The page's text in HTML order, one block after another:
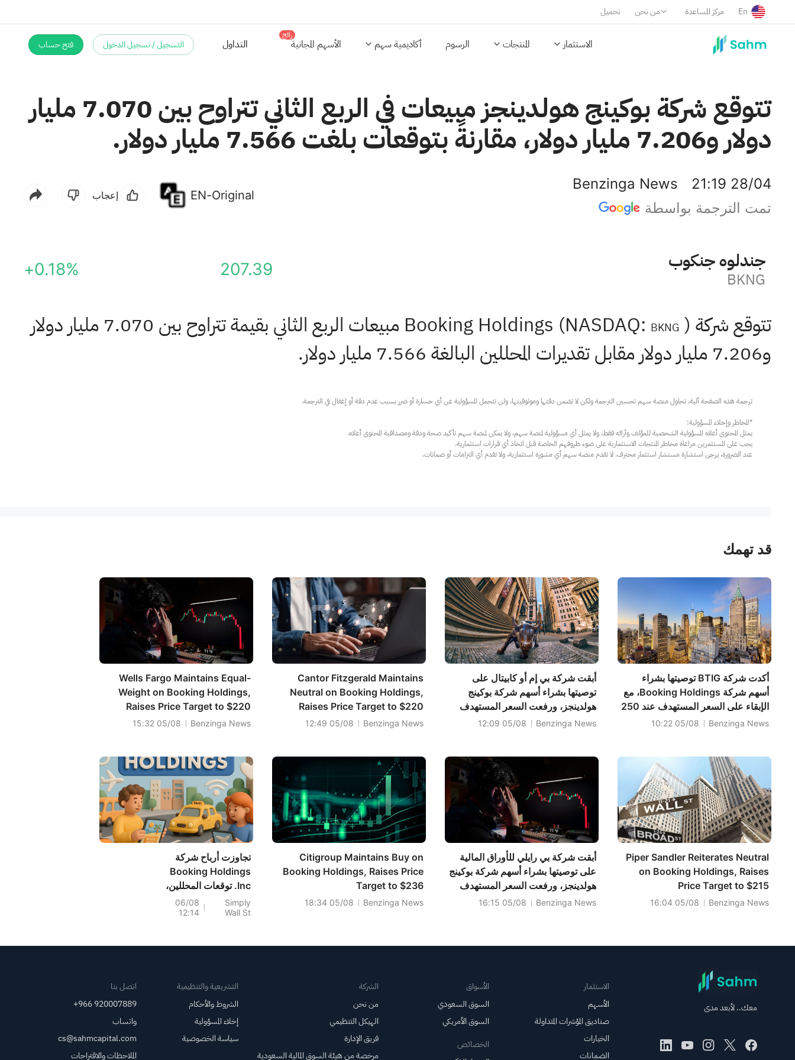
تحميل من نحن مركز المساعدة En
الاستثمار المنتجات الرسوم أكاديمية سهم الأسهم المجانية
رائج
التداول التسجيل / تسجيل الدخول فتح حساب
تتوقع شركة بوكينج هولدينجز مبيعات في الربع الثاني تتراوح بين 7.070 مليار
دولار و7.206 مليار دولار، مقارنةً بتوقعات بلغت 7.566 مليار دولار.
Benzinga News
21:19 28/04
تمت الترجمة بواسطة
EN-Original إعجاب
بوكنج هولدنج
BKNG
207.39
+0.18%
تتوقع شركة Booking Holdings (NASDAQ: BKNG
) مبيعات الربع الثاني بقيمة تتراوح بين 7.070 مليار دولار
و7.206 مليار دولار مقابل تقديرات المحللين البالغة 7.566 مليار دولار.
عند الضرورة، يرجى استشارة مستشار استثمار محترف. لا تقدم منصة سهم أي مشورة استثمارية، ولا تقدم أي التزامات أو ضمانات.
قد تهمك
أكدت شركة BTIG توصيتها بشراء
أسهم شركة Booking Holdings، مع
الإبقاء على السعر المستهدف عند 250
دولارًا.
Benzinga News
05/08 10:22
أبقت شركة بي إم أو كابيتال على
توصيتها بشراء أسهم شركة بوكينج
هولدينجز، ورفعت السعر المستهدف
إلى 250 دولارًا.
Benzinga News
05/08 12:09
Cantor Fitzgerald Maintains
Neutral on Booking Holdings,
Raises Price Target to $220
Benzinga News
05/08 12:49
Wells Fargo Maintains Equal-
Weight on Booking Holdings,
Raises Price Target to $220
Benzinga News
05/08 15:32
Piper Sandler Reiterates Neutral
on Booking Holdings, Raises
Price Target to $215
Benzinga News
05/08 16:04
أبقت شركة بي رايلي للأوراق المالية
على توصيتها بشراء أسهم شركة بوكينج
هولدينجز، ورفعت السعر المستهدف
إلى 274 دولارًا.
Benzinga News
05/08 16:15
Citigroup Maintains Buy on
Booking Holdings, Raises Price
Target to $236
Benzinga News
05/08 18:34
تجاوزت أرباح شركة
Booking Holdings
Inc. توقعات المحللين،
وقد قام المحللون
بتحديث نماذجهم.
Simply
Wall St
06/08
12:14
معك.. لأبعد مدى
الاستثمار
الأسهم
صناديق المؤشرات المتداولة
الخيارات
الضمانات
الأسواق
السوق السعودي
السوق الأمريكي
الخصائص
الشركة
من نحن
الهيكل التنظيمي
فريق الإدارة
مرخصة من هيئة السوق المالية السعودية
التشريعية والتنظيمية
الشروط والأحكام
إخلاء المسؤولية
سياسة الخصوصية
اتصل بنا
+966 920007889
واتساب
cs@sahmcapital.com
الملاحظات والاقتراحات